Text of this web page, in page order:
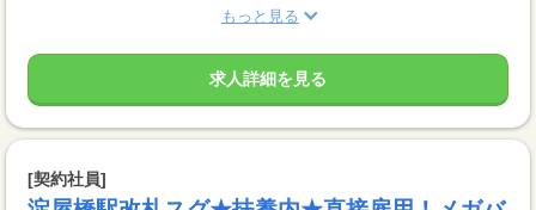
もっと見る
求人詳細を見る
[契約社員]